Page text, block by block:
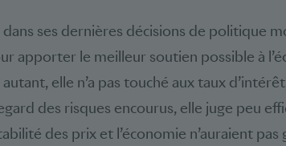
dans ses dernières décisions de politique
apporter le meilleur soutien possible à
elle n’a pas touché aux taux
des risques encourus, elle juge peu
des prix et l’économie n’auraient pas